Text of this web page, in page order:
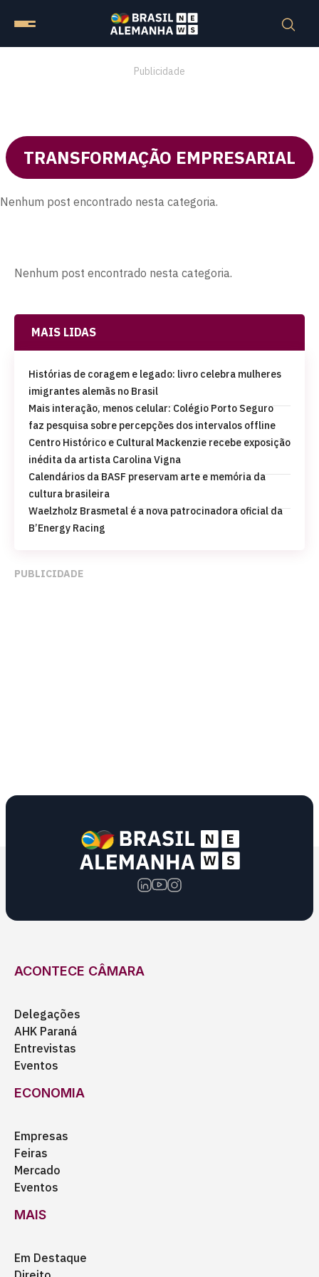
Publicidade
TRANSFORMAÇÃO EMPRESARIAL
Nenhum post encontrado nesta categoria.
Nenhum post encontrado nesta categoria.
MAIS LIDAS
Histórias de coragem e legado: livro celebra mulheres
imigrantes alemãs no Brasil
Mais interação, menos celular: Colégio Porto Seguro
faz pesquisa sobre percepções dos intervalos offline
Centro Histórico e Cultural Mackenzie recebe exposição
inédita da artista Carolina Vigna
Calendários da BASF preservam arte e memória da
cultura brasileira
Waelzholz Brasmetal é a nova patrocinadora oficial da
B’Energy Racing
PUBLICIDADE
ACONTECE CÂMARA
Delegações
AHK Paraná
Entrevistas
Eventos
ECONOMIA
Empresas
Feiras
Mercado
Eventos
MAIS
Em Destaque